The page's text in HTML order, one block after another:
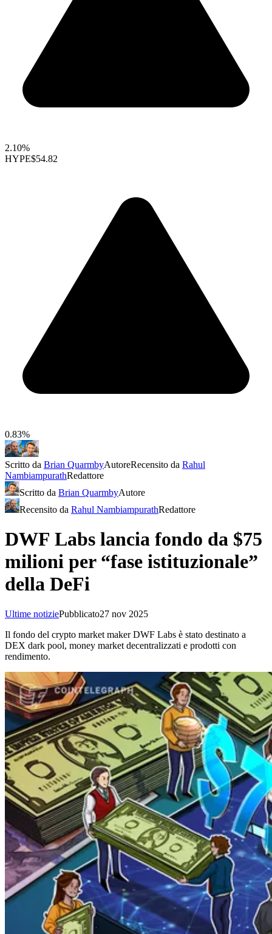
2.10%
HYPE$54.82
0.83%
Scritto da Brian QuarmbyAutoreRecensito da Rahul
NambiampurathRedattore
Scritto da Brian QuarmbyAutore
Recensito da Rahul NambiampurathRedattore
DWF Labs lancia fondo da $75
milioni per “fase istituzionale”
della DeFi
Ultime notiziePubblicato27 nov 2025
Il fondo del crypto market maker DWF Labs è stato destinato a
DEX dark pool, money market decentralizzati e prodotti con
rendimento.